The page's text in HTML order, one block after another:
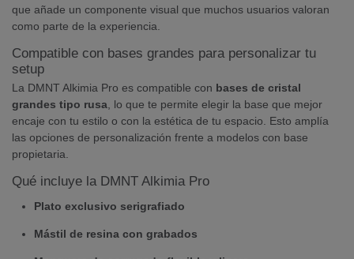
que añade un componente visual que muchos usuarios valoran
como parte de la experiencia.
Compatible con bases grandes para personalizar tu
setup
La DMNT Alkimia Pro es compatible con bases de cristal
grandes tipo rusa , lo que te permite elegir la base que mejor
encaje con tu estilo o con la estética de tu espacio. Esto amplía
las opciones de personalización frente a modelos con base
propietaria.
Qué incluye la DMNT Alkimia Pro
Plato exclusivo serigrafiado
Mástil de resina con grabados